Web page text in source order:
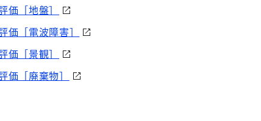
価［地盤］
価［電波障害］
価［景観］
価［廃棄物］